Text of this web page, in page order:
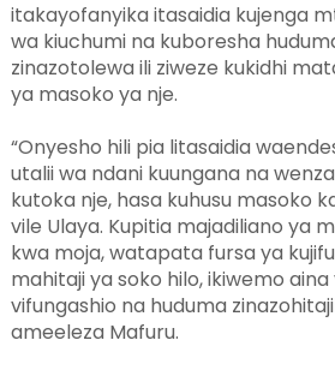
itakayofanyika itasaidia kujenga
wa kiuchumi na kuboresha
zinazotolewa ili ziweze kukidhi
ya masoko ya nje.
“Onyesho hili pia litasaidia
utalii wa ndani kuungana na
kutoka nje, hasa kuhusu masoko
vile Ulaya. Kupitia majadiliano ya
kwa moja, watapata fursa ya
mahitaji ya soko hilo, ikiwemo aina
vifungashio na huduma
ameeleza Mafuru.